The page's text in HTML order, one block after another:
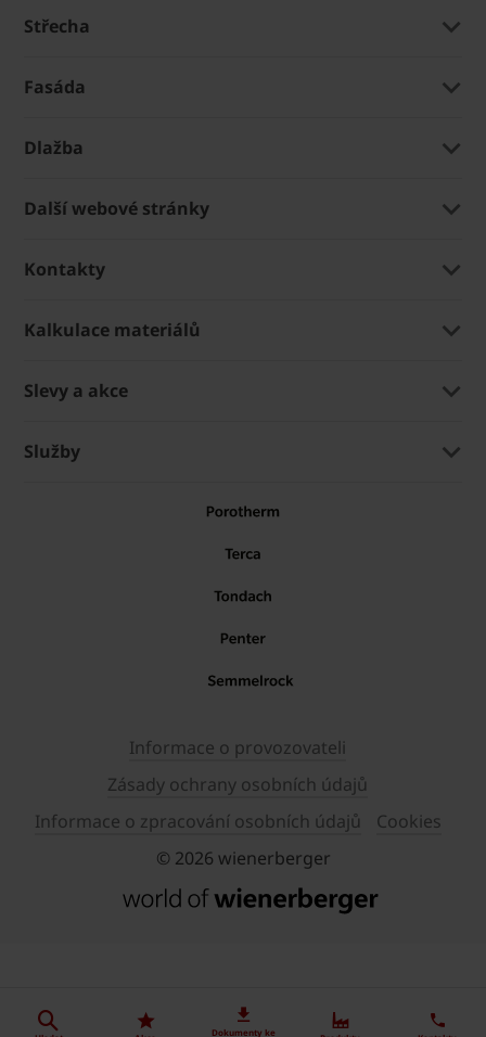
Dokumenty ke
Střecha
Fasáda
Dlažba
Další webové stránky
Kontakty
Kalkulace materiálů
Slevy a akce
Služby
Informace o provozovateli
Zásady ochrany osobních údajů
Informace o zpracování osobních údajů
Cookies
© 2026 wienerberger